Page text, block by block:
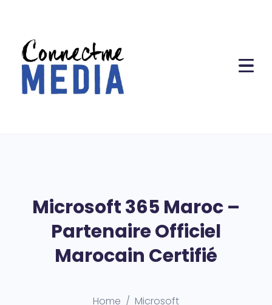
Microsoft 365 Maroc –
Partenaire Officiel
Marocain Certifié
Home
Microsoft